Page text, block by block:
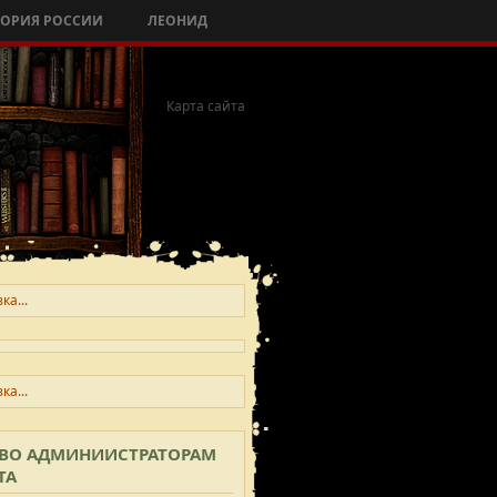
РОССИИ ЛЕОНИД
Карта сайта
АДМИНИИСТРАТОРАМ